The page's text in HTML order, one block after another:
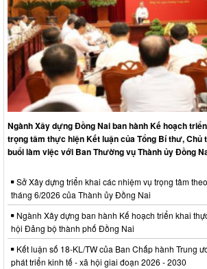
Ngành Xây dựng Đồng Nai ban hành Kế hoạch
trọng tâm thực hiện Kết luận của Tổng Bí thư, Chủ
buổi làm việc với Ban Thường vụ Thành ủy Đồng
Sở Xây dựng triển khai các nhiệm vụ trọng tâm
tháng 6/2026 của Thành ủy Đồng Nai
Ngành Xây dựng ban hành Kế hoạch triển khai
hội Đảng bộ thành phố Đồng Nai
Kết luận số 18-KL/TW của Ban Chấp hành Trung
phát triển kinh tế - xã hội giai đoạn 2026 - 2030